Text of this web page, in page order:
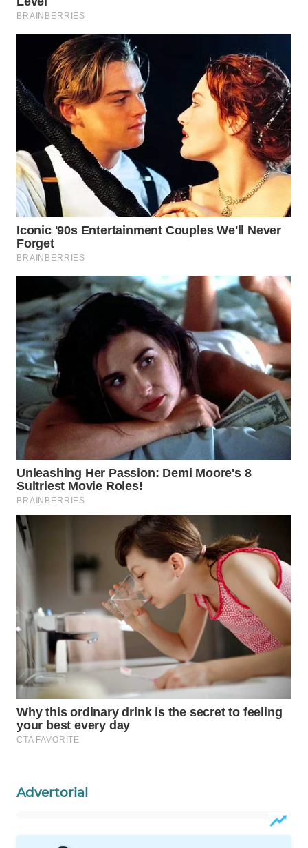
Advertorial
TRAVEL
WAHANA
TV
WAHANANEWS
ID
WAHANANEWS
CO ID
WAHANANEWS
NET
WAHANA
SPORT
WAHANA
UMKM
WAHANA
SELEB
WAHANA
PERSONA
WAHANA
OTOMOTIF
WAHANA
HEALTH
LAPAK
WAHANA
Wahana
Network
KONSUMEN
LISTRIK
KELISTRIKAN
ID